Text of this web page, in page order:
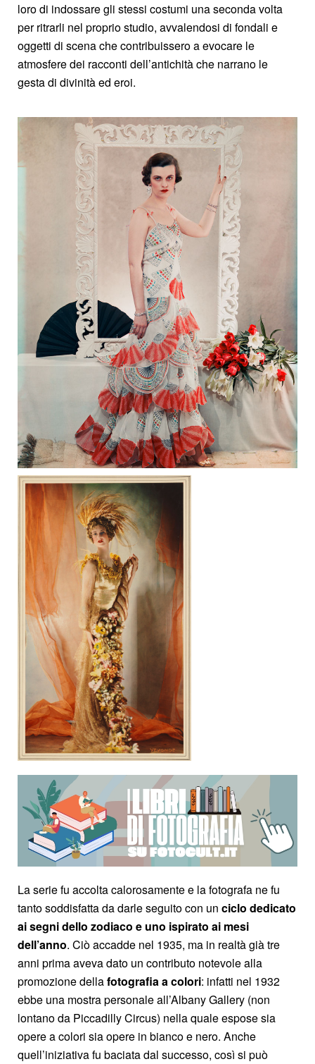
loro di indossare gli stessi costumi una seconda volta
per ritrarli nel proprio studio, avvalendosi di fondali e
oggetti di scena che contribuissero a evocare le
atmosfere dei racconti dell’antichità che narrano le
gesta di divinità ed eroi.
La serie fu accolta calorosamente e la fotografa ne fu
tanto soddisfatta da darle seguito con un ciclo dedicato
ai segni dello zodiaco e uno ispirato ai mesi
dell’anno. Ciò accadde nel 1935, ma in realtà già tre
anni prima aveva dato un contributo notevole alla
promozione dellafotografia a colori: infatti nel 1932
ebbe una mostra personale all’Albany Gallery (non
lontano da Piccadilly Circus) nella quale espose sia
opere a colori sia opere in bianco e nero. Anche
quell’iniziativa fu baciata dal successo, così si può